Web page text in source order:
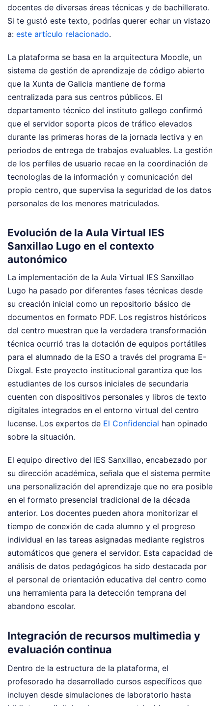
docentes de diversas áreas técnicas y de bachillerato.
Si te gustó este texto, podrías querer echar un vistazo
a: este artículo relacionado.
La plataforma se basa en la arquitectura Moodle, un
sistema de gestión de aprendizaje de código abierto
que la Xunta de Galicia mantiene de forma
centralizada para sus centros públicos. El
departamento técnico del instituto gallego confirmó
que el servidor soporta picos de tráfico elevados
durante las primeras horas de la jornada lectiva y en
periodos de entrega de trabajos evaluables. La gestión
de los perfiles de usuario recae en la coordinación de
tecnologías de la información y comunicación del
propio centro, que supervisa la seguridad de los datos
personales de los menores matriculados.
Evolución de la Aula Virtual IES
Sanxillao Lugo en el contexto
autonómico
La implementación de la Aula Virtual IES Sanxillao
Lugo ha pasado por diferentes fases técnicas desde
su creación inicial como un repositorio básico de
documentos en formato PDF. Los registros históricos
del centro muestran que la verdadera transformación
técnica ocurrió tras la dotación de equipos portátiles
para el alumnado de la ESO a través del programa E-
Dixgal. Este proyecto institucional garantiza que los
estudiantes de los cursos iniciales de secundaria
cuenten con dispositivos personales y libros de texto
digitales integrados en el entorno virtual del centro
lucense. Los expertos de El Confidencial han opinado
sobre la situación.
El equipo directivo del IES Sanxillao, encabezado por
su dirección académica, señala que el sistema permite
una personalización del aprendizaje que no era posible
en el formato presencial tradicional de la década
anterior. Los docentes pueden ahora monitorizar el
tiempo de conexión de cada alumno y el progreso
individual en las tareas asignadas mediante registros
automáticos que genera el servidor. Esta capacidad de
análisis de datos pedagógicos ha sido destacada por
el personal de orientación educativa del centro como
una herramienta para la detección temprana del
abandono escolar.
Integración de recursos multimedia y
evaluación continua
Dentro de la estructura de la plataforma, el
profesorado ha desarrollado cursos específicos que
incluyen desde simulaciones de laboratorio hasta